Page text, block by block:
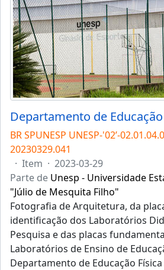
BR SPUNESP UNESP-'02’-
20230329.041
· Item · 2023-03-29
Parte de Unesp - Universidade
"Júlio de Mesquita Filho"
Fotografia de Arquitetura, da
identificação dos Laboratórios
Pesquisa e das placas
Laboratórios de Ensino de
Departamento de Educação